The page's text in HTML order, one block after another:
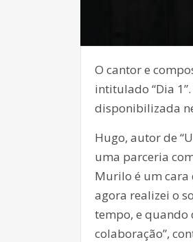
O cantor e
intitulado “Dia
disponibilizada
Hugo, autor de
uma parceria
Murilo é um cara
agora realizei o
tempo, e quando
colaboração”,